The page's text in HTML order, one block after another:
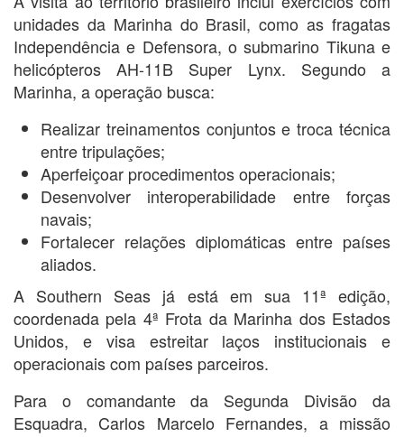
unidades da Marinha do Brasil, como as fragatas
Independência e Defensora, o submarino Tikuna e
helicópteros AH-11B Super Lynx. Segundo a
Marinha, a operação busca:
Realizar treinamentos conjuntos e troca técnica
entre tripulações;
Aperfeiçoar procedimentos operacionais;
Desenvolver interoperabilidade entre forças
navais;
Fortalecer relações diplomáticas entre países
aliados.
A Southern Seas já está em sua 11ª edição,
coordenada pela 4ª Frota da Marinha dos Estados
Unidos, e visa estreitar laços institucionais e
operacionais com países parceiros.
Para o comandante da Segunda Divisão da
Esquadra, Carlos Marcelo Fernandes, a missão